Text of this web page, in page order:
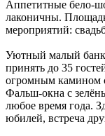
Аппетитные бело-
лаконичны.
мероприятий:
Уютный малый
принять до 35
огромным камином
Фальш-окна с
любое время года.
юбилей, встреча